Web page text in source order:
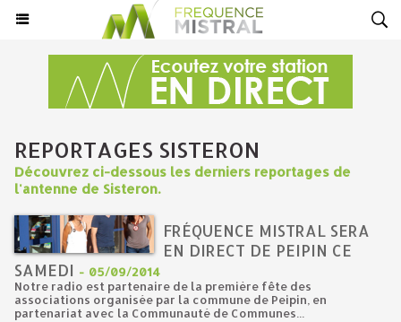
REPORTAGES SISTERON
Découvrez ci-dessous les derniers reportages de
l'antenne de Sisteron.
FRÉQUENCE MISTRAL SERA
EN DIRECT DE PEIPIN CE
SAMEDI - 05/09/2014
Notre radio est partenaire de la première fête des
associations organisée par la commune de Peipin, en
partenariat avec la Communauté de Communes...